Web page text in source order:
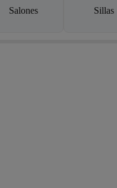
Salones Sillas